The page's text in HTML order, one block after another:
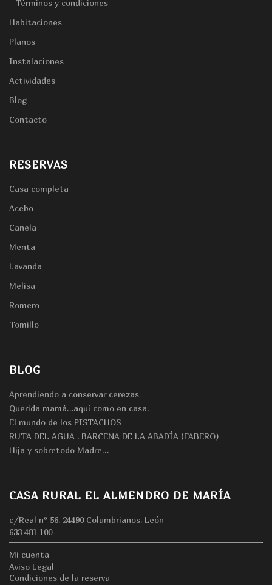
Términos y condiciones
Habitaciones
Planos
Instalaciones
Actividades
Blog
Contacto
RESERVAS
Casa completa
Acebo
Canela
Menta
Lavanda
Melisa
Romero
Tomillo
BLOG
Aprendiendo a conservar cerezas
Querida mamá…aquí como en casa.
El mundo de los PISTACHOS
RUTA DEL AGUA , BARCENA DE LA ABADÍA (FABERO)
Hija y sobretodo Madre…
CASA RURAL EL ALMENDRO DE MARÍA
c/Real nº 56, 24490 Columbrianos, León
633 481 100
Mi cuenta
Aviso Legal
Condiciones de la reserva